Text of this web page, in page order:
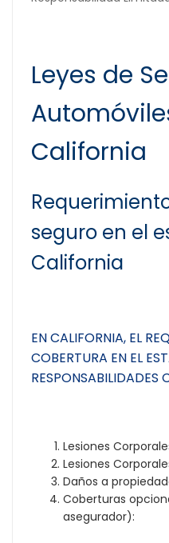
Leyes de
California
seguro en el
California
EN CALIFORNIA, EL
COBERTURA EN EL
RESPONSABILIDADES
Lesiones
Lesiones
Daños a
Coberturas
asegurador):